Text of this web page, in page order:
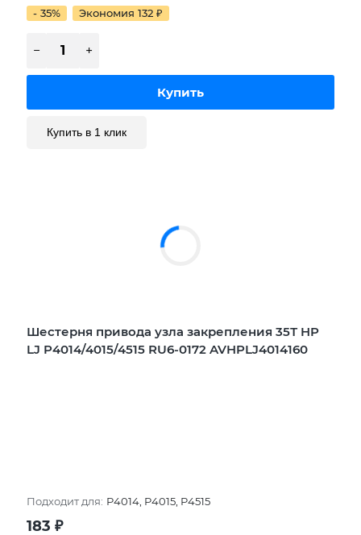
- 35%
Экономия 132 ₽
Купить в 1 клик
Шестерня привода узла закрепления 35Т HP
LJ P4014/4015/4515 RU6-0172 AVHPLJ4014160
Подходит для: P4014, P4015, P4515
183 ₽